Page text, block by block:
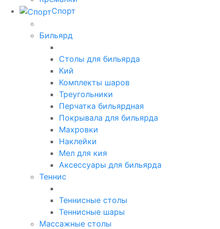
Спорт
Бильярд
Столы для бильярда
Кий
Комплекты шаров
Треугольники
Перчатка бильярдная
Покрывала для бильярда
Махровки
Наклейки
Мел для кия
Аксессуары для бильярда
Теннис
Теннисные столы
Теннисные шары
Массажные столы